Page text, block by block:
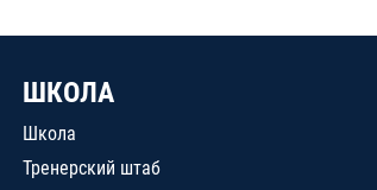
ШКОЛА
Школа
Тренерский штаб